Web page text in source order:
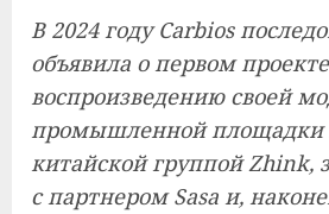
В 2024 году Carbios
объявила о первом
воспроизведению своей
промышленной площадки
китайской группой Zhink,
с партнером Sasa и,